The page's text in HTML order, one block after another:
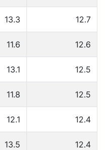
13.3 12.7
11.6 12.6
13.1 12.5
11.8 12.5
12.1 12.4
13.5 12.4